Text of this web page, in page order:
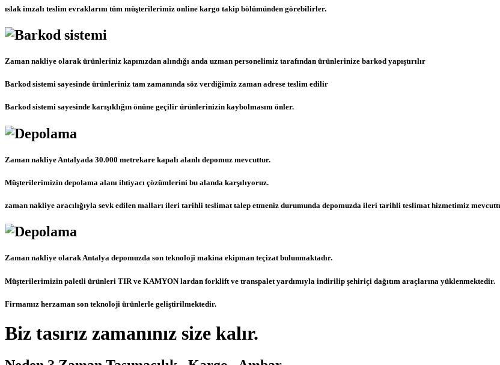
ıslak imzalı teslim evraklarını tüm müşterilerimiz online kargo takip bölümünden görebilirler.
Zaman nakliye olarak ürünleriniz kapınızdan alındığı anda uzman personelimiz tarafından ürünlerinize barkod yapıştırılır
Barkod sistemi sayesinde ürünleriniz tam zamanında söz verdiğimiz zaman adrese teslim edilir
Barkod sistemi sayesinde karışıklığın önüne geçilir ürünlerinizin kaybolmasını önler.
Zaman nakliye Antalyada 30.000 metrekare kapalı alanlı depomuz mevcuttur.
Müşterilerimizin depolama alanı ihtiyacı çözümlerini bu alanda karşılıyoruz.
zaman nakliye aracılığıyla sevk edilen malları ileri tarihli teslimat talep etmeniz durumunda depomuzda ileri tarihli teslimat hizmetimiz
Zaman nakliye olarak Antalya depomuzda son teknoloji makina ekipman teçizat bulunmaktadır.
Müşterilerimizin paletli ürünleri TIR ve KAMYON lardan forklift ve transpalet yardımıyla indirilip şehiriçi dağıtım araçlarına yüklenmektedir.
Firmamız herzaman son teknoloji ürünlerle geliştirilmektedir.
Biz tasırız zamanınız size kalır.